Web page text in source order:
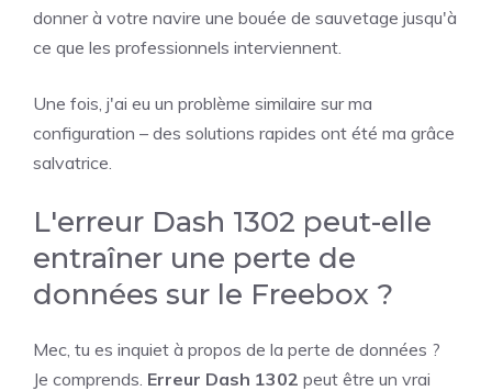
donner à votre navire une bouée de sauvetage jusqu'à
ce que les professionnels interviennent.
Une fois, j'ai eu un problème similaire sur ma
configuration – des solutions rapides ont été ma grâce
salvatrice.
L'erreur Dash 1302 peut-elle
entraîner une perte de
données sur le Freebox ?
Mec, tu es inquiet à propos de la perte de données ?
Je comprends. Erreur Dash 1302 peut être un vrai